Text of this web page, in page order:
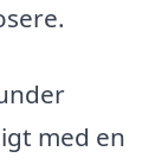
med en